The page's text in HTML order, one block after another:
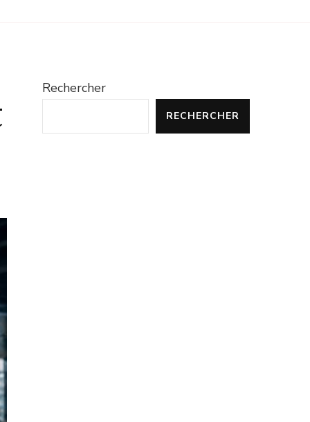
Rechercher
RECHERCHER